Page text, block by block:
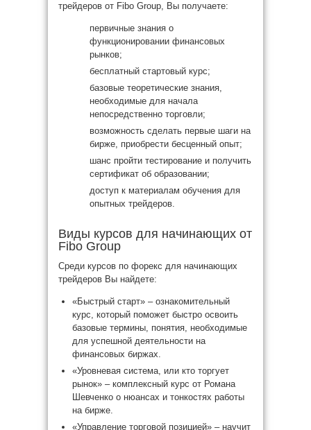
трейдеров от Fibo Group, Вы получаете:
первичные знания о
функционировании финансовых
рынков;
бесплатный стартовый курс;
базовые теоретические знания,
необходимые для начала
непосредственно торговли;
возможность сделать первые шаги на
бирже, приобрести бесценный опыт;
шанс пройти тестирование и получить
сертификат об образовании;
доступ к материалам обучения для
опытных трейдеров.
Виды курсов для начинающих от
Fibo Group
Среди курсов по форекс для начинающих
трейдеров Вы найдете:
«Быстрый старт» – ознакомительный
курс, который поможет быстро освоить
базовые термины, понятия, необходимые
для успешной деятельности на
финансовых биржах.
«Уровневая система, или кто торгует
рынок» – комплексный курс от Романа
Шевченко о нюансах и тонкостях работы
на бирже.
«Управление торговой позицией» – научит